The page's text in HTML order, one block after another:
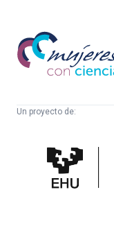
Mujeres
con
ciencia
Un proyecto de:
Cultura
Científica